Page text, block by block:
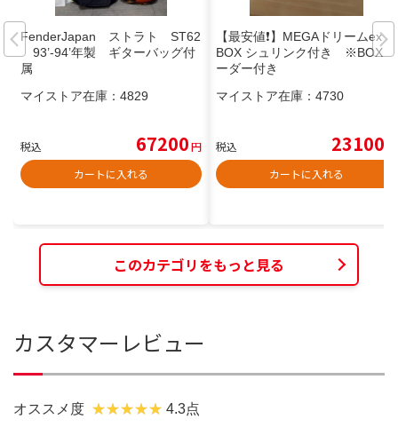
FenderJapan ストラト ST62
93’-94’年製 ギターバッグ付
属
マイストア在庫： 4829
税込 67200円
カートに入れる
【最安値❗️】MEGAドリームex 3
BOX シュリンク付き ※BOXロ
ーダー付き
マイストア在庫： 4730
税込 23100
カートに入れる
このカテゴリをもっと見る
カスタマーレビュー
オススメ度 4.3点